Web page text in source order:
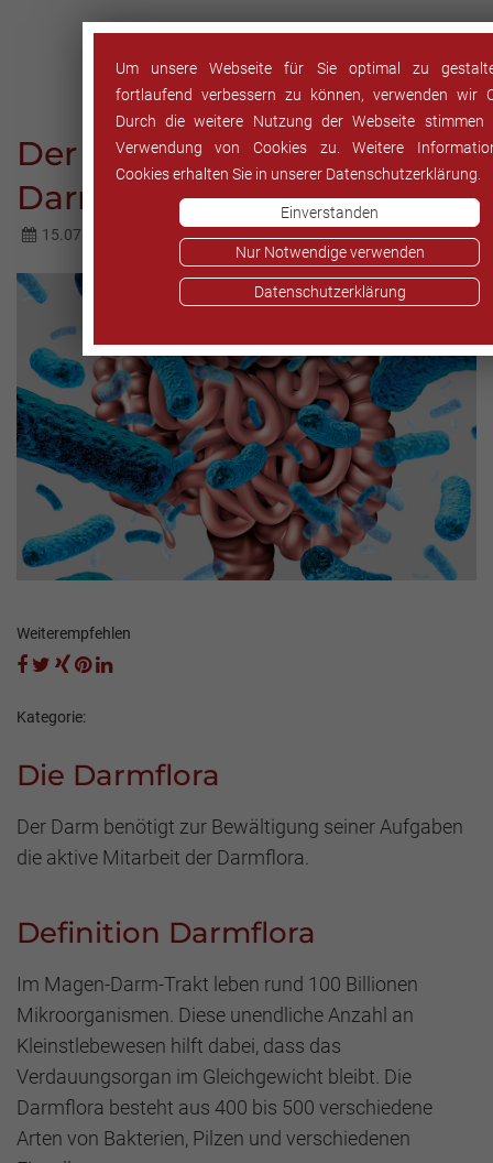
Um unsere Webseite für Sie optimal zu
fortlaufend verbessern zu können, verwenden wir
Durch die weitere Nutzung der Webseite stimmen
Verwendung von Cookies zu. Weitere
Cookies erhalten Sie in unserer Datenschutzerklärung.
Einverstanden
Nur Notwendige verwenden
Datenschutzerklärung
Der Weg zur gesunden
Darmflora
15.07.2022
Weiterempfehlen
Kategorie:
Die Darmflora
Der Darm benötigt zur Bewältigung seiner Aufgaben
die aktive Mitarbeit der Darmflora.
Definition Darmflora
Im Magen-Darm-Trakt leben rund 100 Billionen
Mikroorganismen. Diese unendliche Anzahl an
Kleinstlebewesen hilft dabei, dass das
Verdauungsorgan im Gleichgewicht bleibt. Die
Darmflora besteht aus 400 bis 500 verschiedene
Arten von Bakterien, Pilzen und verschiedenen